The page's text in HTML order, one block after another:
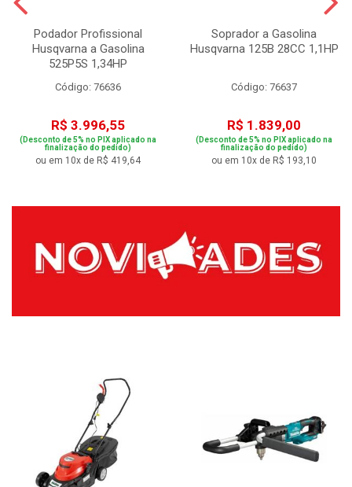
Podador Profissional
Husqvarna a Gasolina
525P5S 1,34HP
Código: 76636
R$ 3.996,55
(Desconto de 5% no PIX aplicado na
finalização do pedido)
ou em 10x de R$ 419,64
Soprador a Gasolina
Husqvarna 125B 28CC 1,1HP
Código: 76637
R$ 1.839,00
(Desconto de 5% no PIX aplicado na
finalização do pedido)
ou em 10x de R$ 193,10